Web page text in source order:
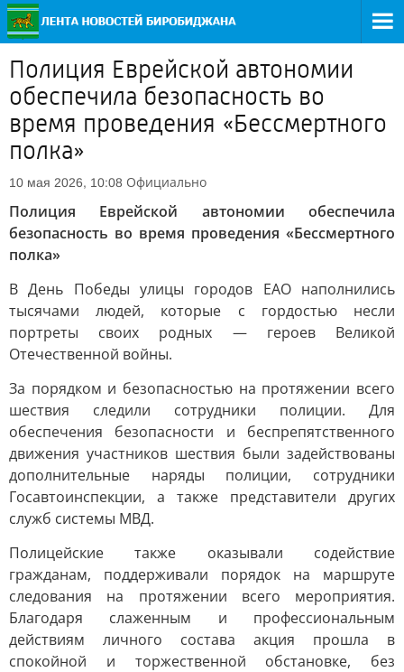
Полиция Еврейской автономии
обеспечила безопасность во
время проведения «Бессмертного
полка»
10 мая 2026, 10:08 Официально
Полиция Еврейской автономии обеспечила
безопасность во время проведения «Бессмертного
полка»
В День Победы улицы городов ЕАО наполнились
тысячами людей, которые с гордостью несли
портреты своих родных — героев Великой
Отечественной войны.
За порядком и безопасностью на протяжении всего
шествия следили сотрудники полиции. Для
обеспечения безопасности и беспрепятственного
движения участников шествия были задействованы
дополнительные наряды полиции, сотрудники
Госавтоинспекции, а также представители других
служб системы МВД.
Полицейские также оказывали содействие
гражданам, поддерживали порядок на маршруте
следования на протяжении всего мероприятия.
Благодаря слаженным и профессиональным
действиям личного состава акция прошла в
спокойной и торжественной обстановке, без